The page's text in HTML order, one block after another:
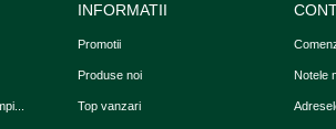
INFORMATII
Promotii
Produse noi
Top vanzari
Notele